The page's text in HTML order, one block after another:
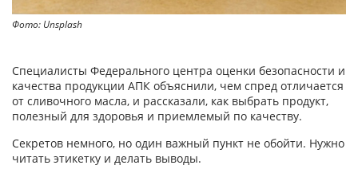
Фото: Unsplash
Специалисты Федерального центра оценки безопасности и
качества продукции АПК объяснили, чем спред отличается
от сливочного масла, и рассказали, как выбрать продукт,
полезный для здоровья и приемлемый по качеству.
Секретов немного, но один важный пункт не обойти. Нужно
читать этикетку и делать выводы.